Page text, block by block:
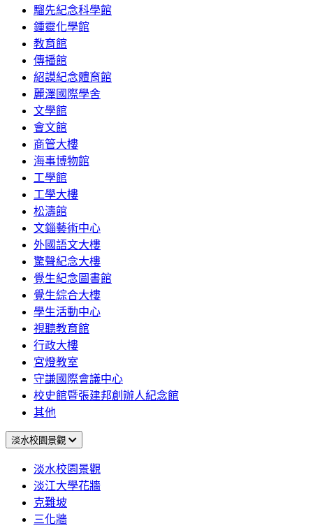
騮先紀念科學館
鍾靈化學館
教育館
傳播館
紹謨紀念體育館
麗澤國際學舍
文學館
會文館
商管大樓
海事博物館
工學館
工學大樓
松濤館
文錙藝術中心
外國語文大樓
驚聲紀念大樓
覺生紀念圖書館
覺生綜合大樓
學生活動中心
視聽教育館
行政大樓
宮燈教室
守謙國際會議中心
校史館暨張建邦創辦人紀念館
其他
淡水校園景觀
淡水校園景觀
淡江大學花牆
克難坡
三化牆